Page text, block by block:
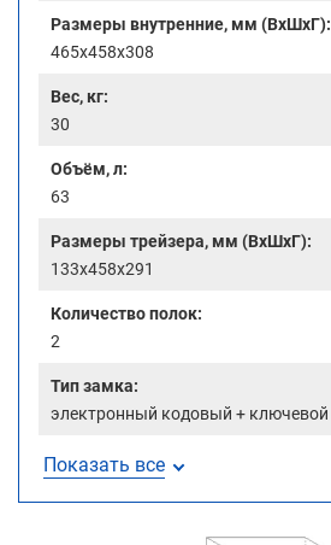
Размеры внутренние, мм (ВхШхГ):
465x458x308
Вес, кг:
30
Объём, л:
63
Размеры трейзера, мм (ВхШхГ):
133x458x291
Количество полок:
2
Тип замка:
электронный кодовый + ключевой
Показать все